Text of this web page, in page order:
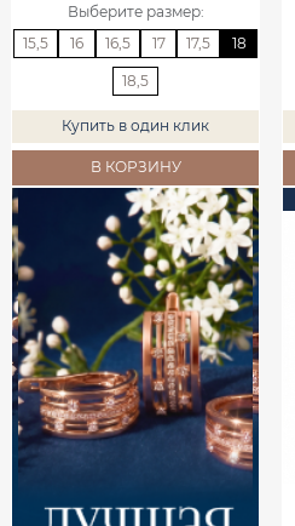
Выберите размер:
15,5
16 16,5 17 17,5 18
18,5
Купить в один клик
В КОРЗИНУ